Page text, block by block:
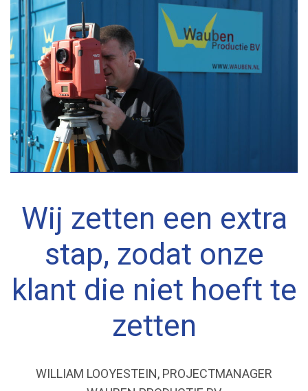
Wij zetten een extra
stap, zodat onze
klant die niet hoeft te
zetten
WILLIAM LOOYESTEIN, PROJECTMANAGER